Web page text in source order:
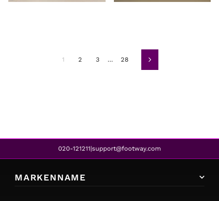
1 2 3 … 28 Weiter
020-121211|support@footway.com
MARKENNAME